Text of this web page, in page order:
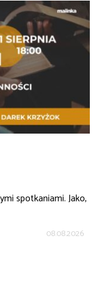
spotkaniami. Jako,
08.08.2026